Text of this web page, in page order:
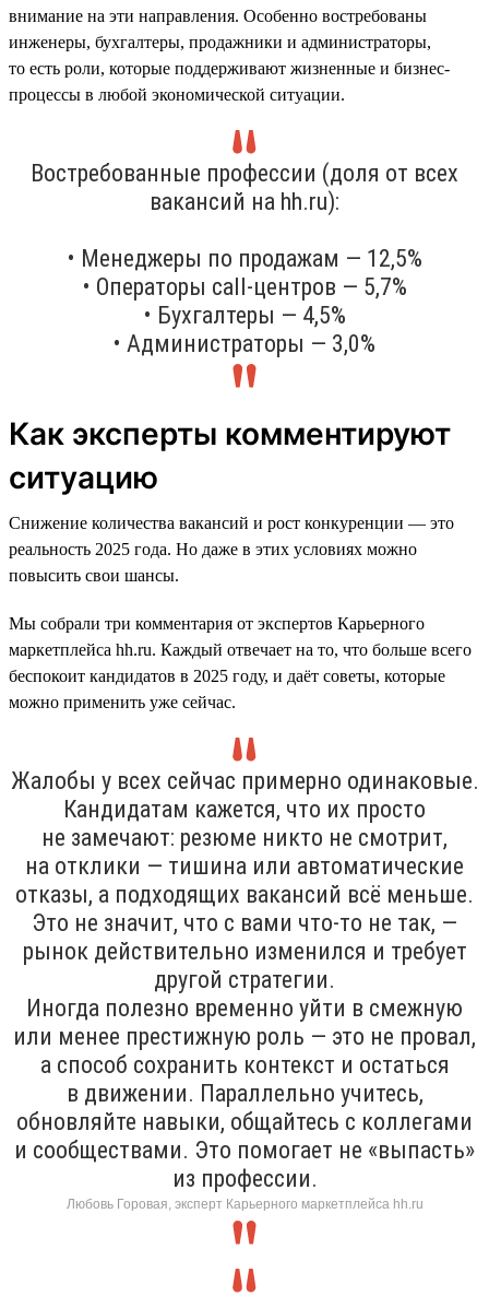
внимание на эти направления. Особенно востребованы
инженеры, бухгалтеры, продажники и администраторы,
то есть роли, которые поддерживают жизненные и бизнес-
процессы в любой экономической ситуации.
Востребованные профессии (доля от всех
вакансий на hh.ru):
• Менеджеры по продажам — 12,5%
• Операторы call-центров — 5,7%
• Бухгалтеры — 4,5%
• Администраторы — 3,0%
Как эксперты комментируют
ситуацию
Снижение количества вакансий и рост конкуренции — это
реальность 2025 года. Но даже в этих условиях можно
повысить свои шансы.
Мы собрали три комментария от экспертов Карьерного
маркетплейса hh.ru. Каждый отвечает на то, что больше всего
беспокоит кандидатов в 2025 году, и даёт советы, которые
можно применить уже сейчас.
Жалобы у всех сейчас примерно одинаковые.
Кандидатам кажется, что их просто
не замечают: резюме никто не смотрит,
на отклики — тишина или автоматические
отказы, а подходящих вакансий всё меньше.
Это не значит, что с вами что-то не так, —
рынок действительно изменился и требует
другой стратегии.
Иногда полезно временно уйти в смежную
или менее престижную роль — это не провал,
а способ сохранить контекст и остаться
в движении. Параллельно учитесь,
обновляйте навыки, общайтесь с коллегами
и сообществами. Это помогает не «выпасть»
из профессии.
Любовь Горовая, эксперт Карьерного маркетплейса hh.ru